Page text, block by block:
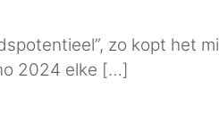
zo kopt het
2024 elke […]